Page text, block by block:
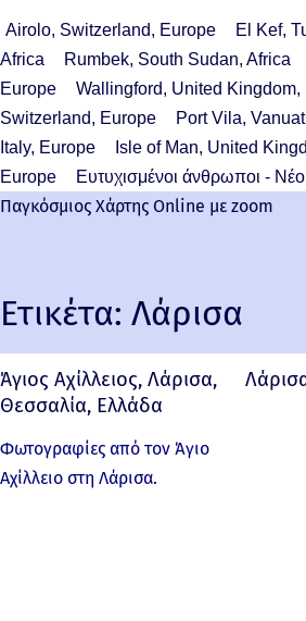
Airolo, Switzerland, Europe
El Kef,
Africa
Rumbek, South Sudan, Africa
Europe
Wallingford, United Kingdom,
Switzerland, Europe
Port Vila,
Italy, Europe
Isle of Man, United
Europe
Ευτυχισμένοι άνθρωποι -
Παγκόσμιος Χάρτης Online με zoom
Ετικέτα: Λάρισα
Άγιος Αχίλλειος, Λάρισα,
Θεσσαλία, Ελλάδα
Φωτογραφίες από τον Άγιο
Αχίλλειο στη Λάρισα.